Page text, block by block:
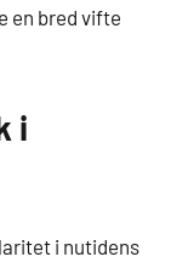
en bred vifte
i
i nutidens